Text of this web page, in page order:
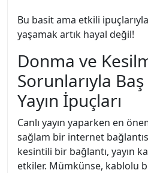
Bu basit ama etkili
yaşamak artık hayal değil!
Donma ve
Sorunlarıyla
Yayın İpuçları
Canlı yayın yaparken en
sağlam bir internet
kesintili bir bağlantı, yayın
etkiler. Mümkünse, kablolu